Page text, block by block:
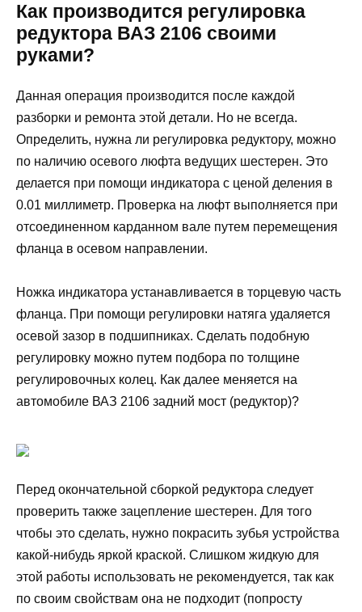
Как производится регулировка
редуктора ВАЗ 2106 своими
руками?
Данная операция производится после каждой
разборки и ремонта этой детали. Но не всегда.
Определить, нужна ли регулировка редуктору, можно
по наличию осевого люфта ведущих шестерен. Это
делается при помощи индикатора с ценой деления в
0.01 миллиметр. Проверка на люфт выполняется при
отсоединенном карданном вале путем перемещения
фланца в осевом направлении.
Ножка индикатора устанавливается в торцевую часть
фланца. При помощи регулировки натяга удаляется
осевой зазор в подшипниках. Сделать подобную
регулировку можно путем подбора по толщине
регулировочных колец. Как далее меняется на
автомобиле ВАЗ 2106 задний мост (редуктор)?
Перед окончательной сборкой редуктора следует
проверить также зацепление шестерен. Для того
чтобы это сделать, нужно покрасить зубья устройства
какой-нибудь яркой краской. Слишком жидкую для
этой работы использовать не рекомендуется, так как
по своим свойствам она не подходит (попросту